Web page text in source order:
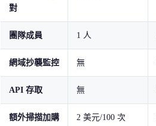
對
團隊成員 1 人
網域抄襲監控 無
API 存取 無
額外掃描加購 2 美元/100 次